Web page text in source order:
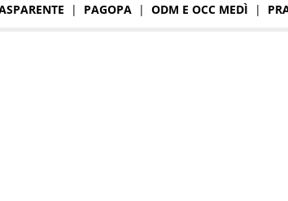
| PAGOPA | ODM E OCC MEDÌ |